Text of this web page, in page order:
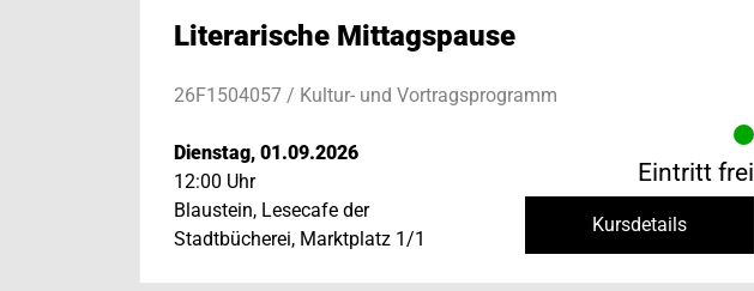
Literarische Mittagspause
26F1504057 / Kultur- und Vortragsprogramm
Dienstag, 01.09.2026
12:00 Uhr
Blaustein, Lesecafe der
Stadtbücherei, Marktplatz 1/1
Eintritt frei
Kursdetails